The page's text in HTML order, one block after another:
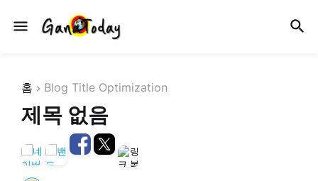
홈 Blog Title Optimization
제목 없음